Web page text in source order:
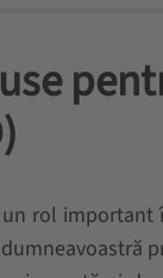
rol